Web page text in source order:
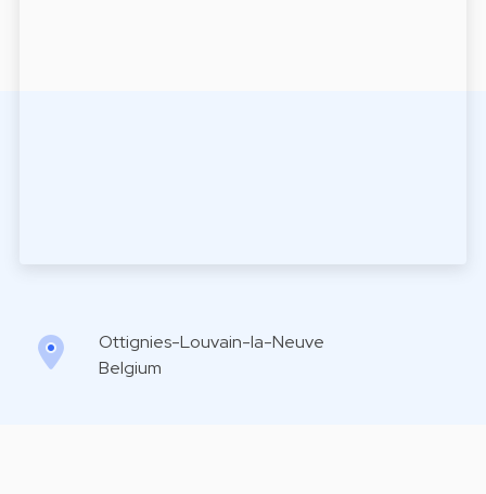
Ottignies-Louvain-la-Neuve
Belgium